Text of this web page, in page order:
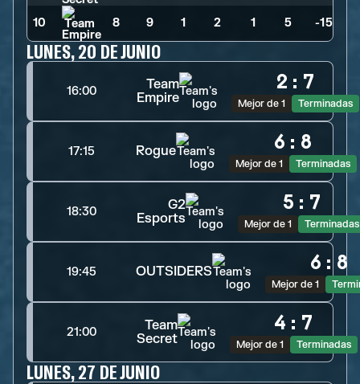
10 8 9 1 2 1 5 -15
LUNES, 20 DE JUNIO
16:00
Team
Empire
2 : 7
Mejor de 1 Terminadas
17:15 Rogue 6 : 8
Mejor de 1 Terminadas
18:30
G2
Esports
5 : 7
Mejor de 1 Terminadas
19:45 OUTSIDERS 6 : 8
Mejor de 1
21:00
Team
Secret
4 : 7
Mejor de 1 Terminadas
LUNES, 27 DE JUNIO